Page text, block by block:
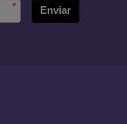
* Enviar